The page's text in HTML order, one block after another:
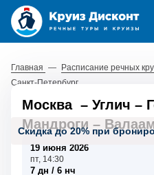
Главная — Расписание речных
Санкт-Петербург
Скидка до 20% при
Москва – Углич –
Мандроги –
19 июня 2026
пт, 14:30
7 дн / 6 нч